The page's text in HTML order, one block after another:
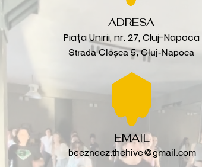
ADRESA
Piața Unirii, nr. 27, Cluj-Napoca
Strada Cloșca 5, Cluj-Napoca
EMAIL
beezneez.thehive@gmail.com